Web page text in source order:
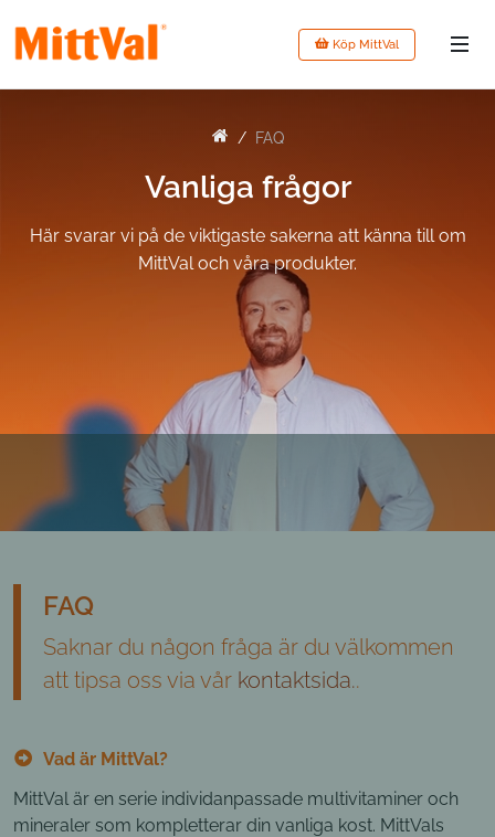
Köp MittVal
FAQ
Vanliga frågor
Här svarar vi på de viktigaste sakerna att känna till om
MittVal och våra produkter.
FAQ
Saknar du någon fråga är du välkommen
att tipsa oss via vår kontaktsida..
Vad är MittVal?
MittVal är en serie individanpassade multivitaminer och
mineraler som kompletterar din vanliga kost. MittVals